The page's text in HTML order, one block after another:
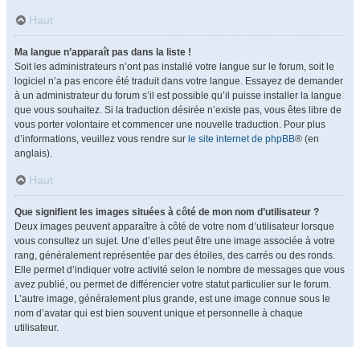
Haut
Ma langue n’apparaît pas dans la liste !
Soit les administrateurs n’ont pas installé votre langue sur le forum, soit le
logiciel n’a pas encore été traduit dans votre langue. Essayez de demander
à un administrateur du forum s’il est possible qu’il puisse installer la langue
que vous souhaitez. Si la traduction désirée n’existe pas, vous êtes libre de
vous porter volontaire et commencer une nouvelle traduction. Pour plus
d’informations, veuillez vous rendre sur le site internet de phpBB® (en
anglais).
Haut
Que signifient les images situées à côté de mon nom d’utilisateur ?
Deux images peuvent apparaître à côté de votre nom d’utilisateur lorsque
vous consultez un sujet. Une d’elles peut être une image associée à votre
rang, généralement représentée par des étoiles, des carrés ou des ronds.
Elle permet d’indiquer votre activité selon le nombre de messages que vous
avez publié, ou permet de différencier votre statut particulier sur le forum.
L’autre image, généralement plus grande, est une image connue sous le
nom d’avatar qui est bien souvent unique et personnelle à chaque
utilisateur.